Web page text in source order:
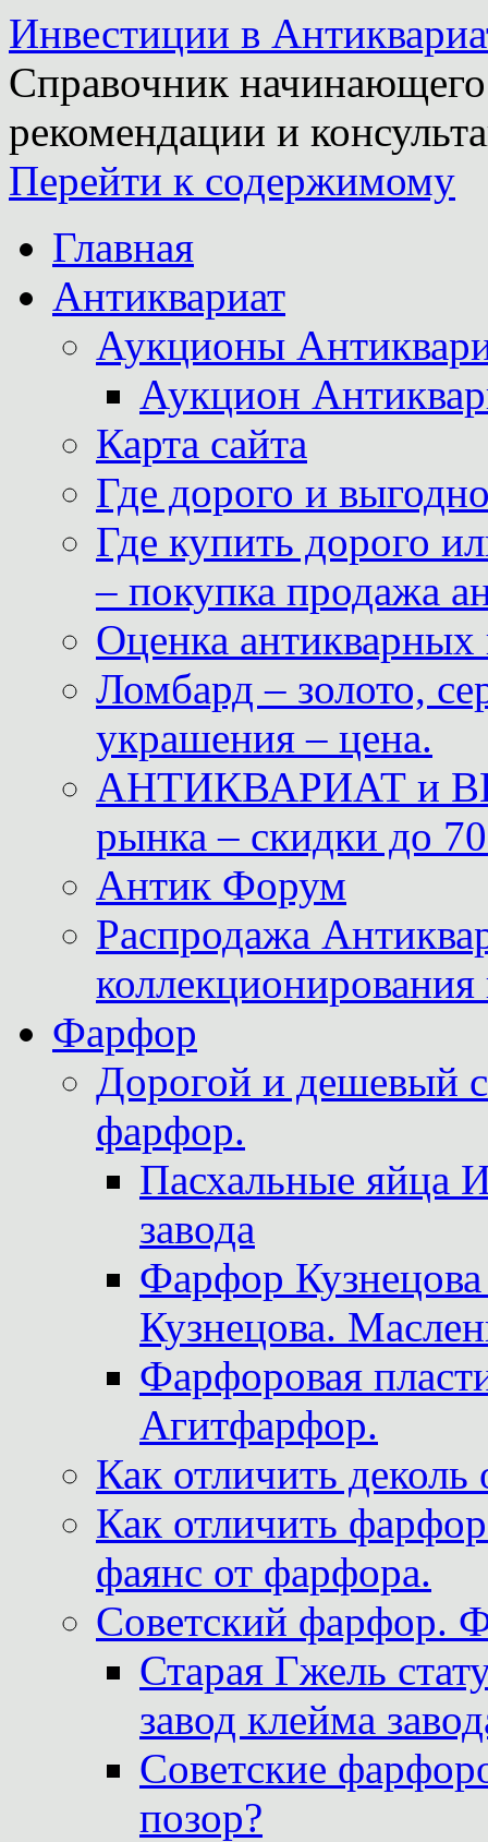
Инвестиции в
Справочник
рекомендации и
Перейти к содержимому
Главная
Антиквариат
Аукционы
Аукцион
Карта сайта
Где дорого и
Где купить дорого
– покупка продажа
Оценка антикварных
Ломбард – золото,
украшения – цена.
АНТИКВАРИАТ и
рынка – скидки до
Антик Форум
Распродажа
Фарфор
Дорогой и дешевый
фарфор.
Пасхальные яйца
завода
Фарфор
Кузнецова.
Фарфоровая
Агитфарфор.
Как отличить
Как отличить
фаянс от фарфора.
Советский фарфор.
Старая Гжель
завод клейма
Советские
позор?